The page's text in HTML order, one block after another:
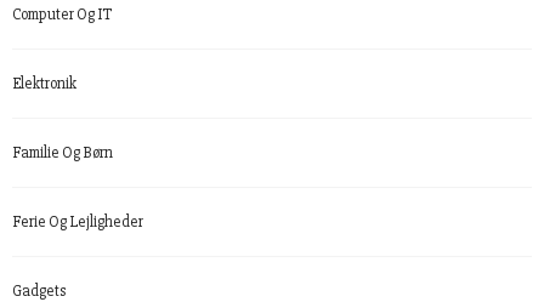
Computer Og IT
Elektronik
Familie Og Børn
Ferie Og Lejligheder
Gadgets